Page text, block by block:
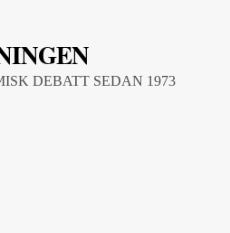
DEBATT SEDAN 1973